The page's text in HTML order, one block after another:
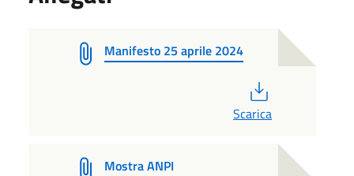
Manifesto 25 aprile 2024
Scarica
Mostra ANPI